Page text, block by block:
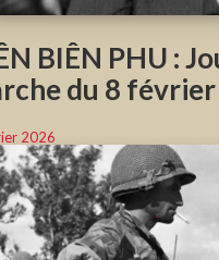
BIÊN PHU :
du 8
2026